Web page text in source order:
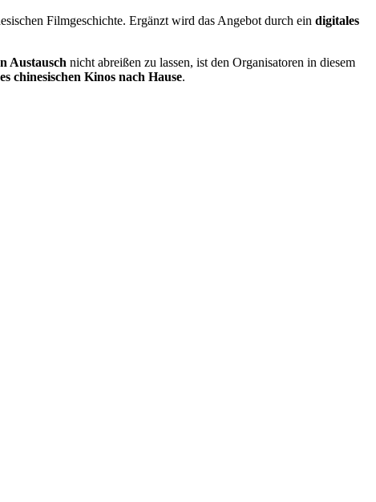
Filmgeschichte. Ergänzt wird das Angebot durch ein digitales
Austausch nicht abreißen zu lassen, ist den Organisatoren in diesem
chinesischen Kinos nach Hause.